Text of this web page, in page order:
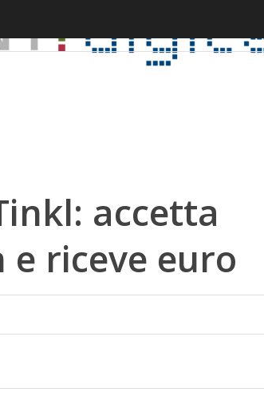
accetta
riceve euro